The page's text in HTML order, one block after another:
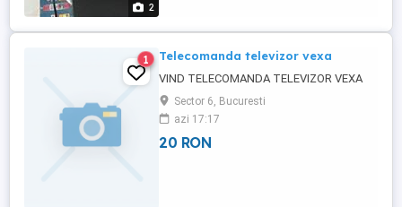
2
1 Telecomanda televizor vexa
VIND TELECOMANDA TELEVIZOR VEXA
Sector 6, Bucuresti
azi 17:17
20 RON